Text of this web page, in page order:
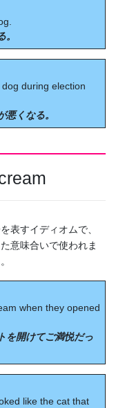
during election
くなる。
表すイディオムで、
た意味合いで使われま
when they opened
を開けてご満悦だっ
like the cat that